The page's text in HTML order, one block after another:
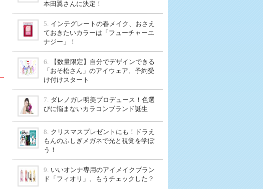
本田翼さんに決定！
5. インテグレートの春メイク、おさえ
ておきたいカラーは「フューチャーエ
ナジー」！
6.
【数量限定】自分でデザインできる
「おそ松さん」のアイウェア、予約受
け付けスタート
7. ダレノガレ明美プロデュース！色選
びに悩まないカラコンブランド誕生
8. クリスマスプレゼントにも！ドラえ
もんのふしぎメガネで光と視覚を学ぼ
う！
9. いいオンナ専用のアイメイクブラン
ド「フィオリ」、もうチェックした？